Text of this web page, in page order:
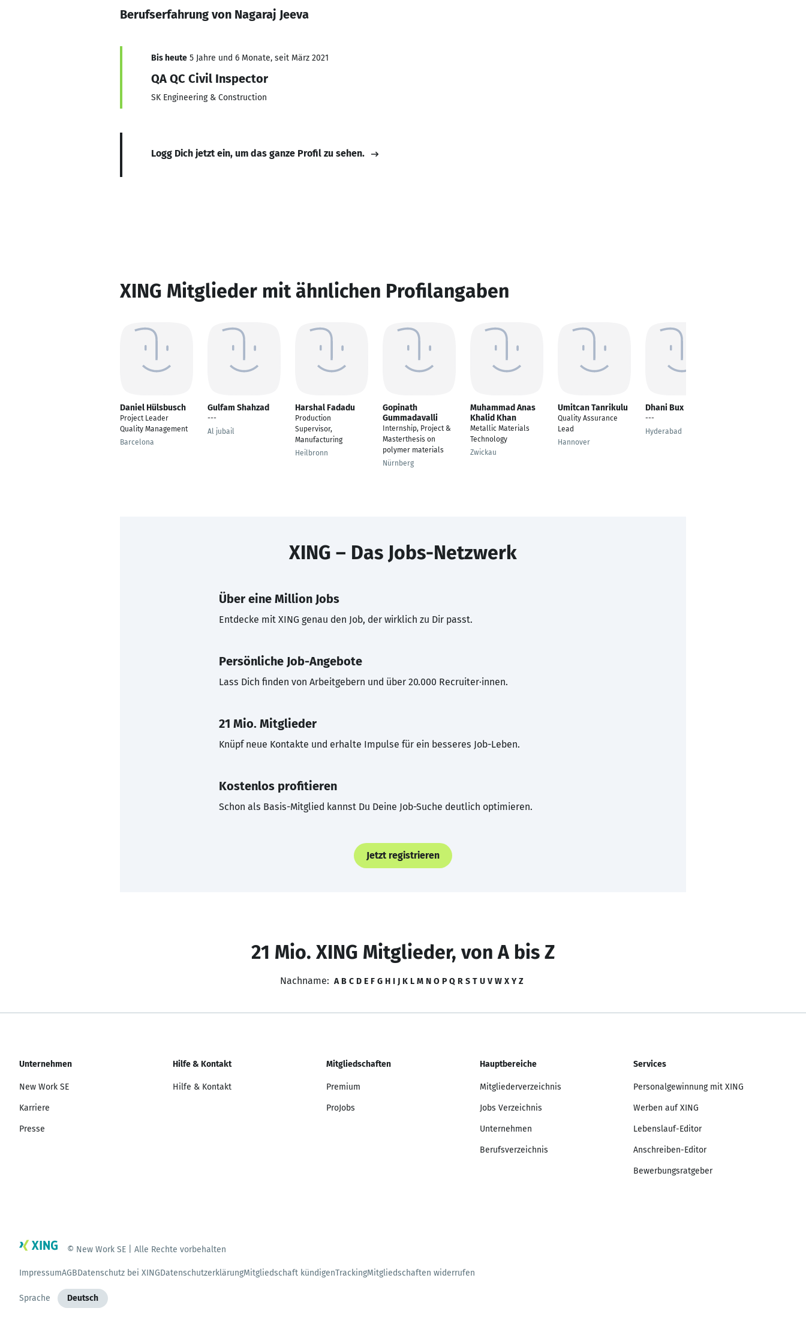
Berufserfahrung von Nagaraj Jeeva
Bis heute 5 Jahre und 6 Monate, seit März 2021
QA QC Civil Inspector
SK Engineering & Construction
Logg Dich jetzt ein, um das ganze Profil zu sehen.
XING Mitglieder mit ähnlichen Profilangaben
Daniel Hülsbusch
Project Leader
Quality Management
Barcelona
Gulfam Shahzad
---
Al jubail
Harshal Fadadu
Production
Supervisor,
Manufacturing
Heilbronn
Gopinath
Gummadavalli
Internship, Project &
Masterthesis on
polymer materials
Nürnberg
Muhammad Anas
Khalid Khan
Metallic Materials
Technology
Zwickau
Umitcan Tanrikulu
Quality Assurance
Lead
Hannover
Dhani Bux
---
Hyderabad
XING – Das Jobs-Netzwerk
Über eine Million Jobs
Entdecke mit XING genau den Job, der wirklich zu Dir passt.
Persönliche Job-Angebote
Lass Dich finden von Arbeitgebern und über 20.000 Recruiter·innen.
21 Mio. Mitglieder
Knüpf neue Kontakte und erhalte Impulse für ein besseres Job-Leben.
Kostenlos profitieren
Schon als Basis-Mitglied kannst Du Deine Job-Suche deutlich optimieren.
Jetzt registrieren
21 Mio. XING Mitglieder, von A bis Z
Nachname: A B C D E F G H I J K L M N O P Q R S T U V W X Y Z
Unternehmen
New Work SE
Karriere
Presse
Hilfe & Kontakt
Hilfe & Kontakt
Mitgliedschaften
Premium
ProJobs
Hauptbereiche
Mitgliederverzeichnis
Jobs Verzeichnis
Unternehmen
Berufsverzeichnis
Services
Personalgewinnung mit XING
Werben auf XING
Lebenslauf-Editor
Anschreiben-Editor
Bewerbungsratgeber
© New Work SE | Alle Rechte vorbehalten
ImpressumAGBDatenschutz bei XINGDatenschutzerklärungMitgliedschaft kündigenTrackingMitgliedschaften widerrufen
Sprache Deutsch